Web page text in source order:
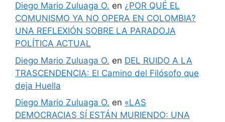
Diego Mario Zuluaga O. en ¿POR QUÉ EL
COMUNISMO YA NO OPERA EN COLOMBIA?
UNA REFLEXIÓN SOBRE LA PARADOJA
POLÍTICA ACTUAL
Diego Mario Zuluaga O. en DEL RUIDO A LA
TRASCENDENCIA: El Camino del Filósofo que
deja Huella
Diego Mario Zuluaga O. en «LAS
DEMOCRACIAS SÍ ESTÁN MURIENDO: UNA